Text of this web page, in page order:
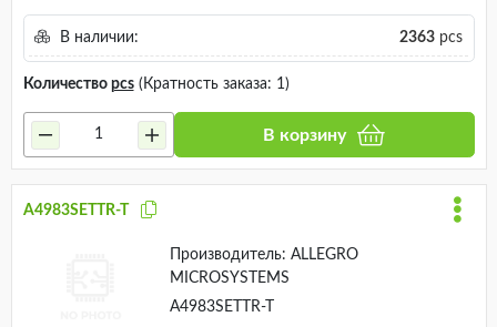
В наличии: 2363pcs
Количество pcs(Кратность заказа: 1)
В корзину
A4983SETTR-T
Производитель: ALLEGRO
MICROSYSTEMS
A4983SETTR-T